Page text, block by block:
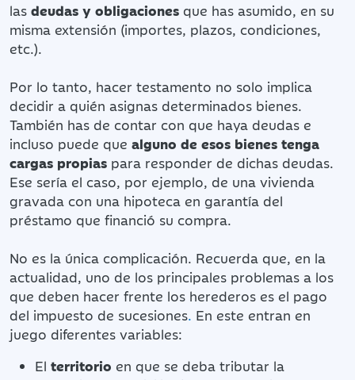
las deudas y obligaciones que has asumido, en su
misma extensión (importes, plazos, condiciones,
etc.).
Por lo tanto, hacer testamento no solo implica
decidir a quién asignas determinados bienes.
También has de contar con que haya deudas e
incluso puede que alguno de esos bienes tenga
cargas propias para responder de dichas deudas.
Ese sería el caso, por ejemplo, de una vivienda
gravada con una hipoteca en garantía del
préstamo que financió su compra.
No es la única complicación. Recuerda que, en la
actualidad, uno de los principales problemas a los
que deben hacer frente los herederos es el pago
del impuesto de sucesiones. En este entran en
juego diferentes variables:
El territorio en que se deba tributar la